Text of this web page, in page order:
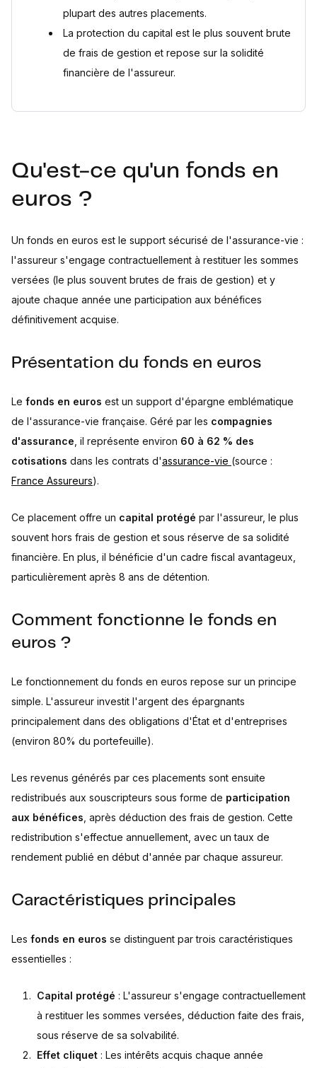
plupart des autres placements.
La protection du capital est le plus souvent brute
de frais de gestion et repose sur la solidité
financière de l'assureur.
Qu'est-ce qu'un fonds en
euros ?
Un fonds en euros est le support sécurisé de l'assurance-vie :
l'assureur s'engage contractuellement à restituer les sommes
versées (le plus souvent brutes de frais de gestion) et y
ajoute chaque année une participation aux bénéfices
définitivement acquise.
Présentation du fonds en euros
Le fonds en euros est un support d'épargne emblématique
de l'assurance-vie française. Géré par les compagnies
d'assurance , il représente environ 60 à 62 % des
cotisations dans les contrats d'assurance-vie (source :
France Assureurs).
Ce placement offre un capital protégé par l'assureur, le plus
souvent hors frais de gestion et sous réserve de sa solidité
financière. En plus, il bénéficie d'un cadre fiscal avantageux,
particulièrement après 8 ans de détention.
Comment fonctionne le fonds en
euros ?
Le fonctionnement du fonds en euros repose sur un principe
simple. L'assureur investit l'argent des épargnants
principalement dans des obligations d'État et d'entreprises
(environ 80% du portefeuille).
Les revenus générés par ces placements sont ensuite
redistribués aux souscripteurs sous forme de participation
aux bénéfices , après déduction des frais de gestion. Cette
redistribution s'effectue annuellement, avec un taux de
rendement publié en début d'année par chaque assureur.
Caractéristiques principales
Les fonds en euros se distinguent par trois caractéristiques
essentielles :
Capital protégé : L'assureur s'engage contractuellement
à restituer les sommes versées, déduction faite des frais,
sous réserve de sa solvabilité.
Effet cliquet : Les intérêts acquis chaque année